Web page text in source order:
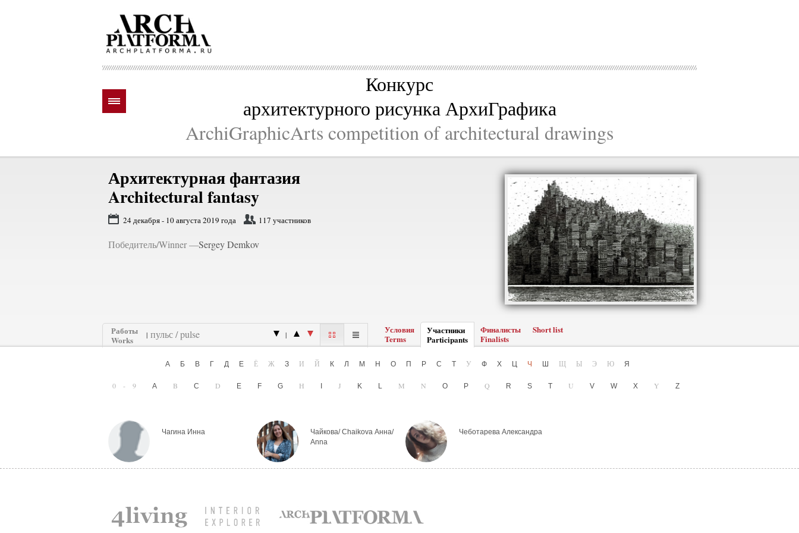
Конкурс
архитектурного рисунка АрхиГрафика
ArchiGraphicArts competition of architectural drawings
Архитектурная фантазия
Architectural fantasy
24 декабря - 10 августа 2019 года 117 участников
Победитель/Winner —Sergey Demkov
Работы
Works
| |
Условия
Terms
Участники
Participants
Финалисты
Finalists
Short list
А Б В Г Д Е Ё Ж З И Й К Л М Н О П Р С Т У Ф Х Ц Ч Ш Щ Ы Э Ю Я
0-9 A B C D E F G H J K L M N O P Q R S T U V W X Y Z
Чагина Инна
Чайкова/ Chaikova Анна/
Anna
Чеботарева Александра